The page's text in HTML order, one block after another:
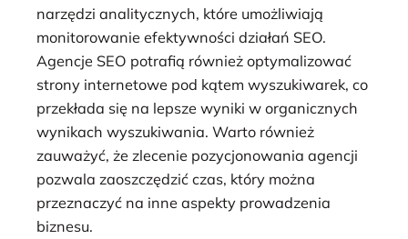
narzędzi analitycznych, które umożliwiają
monitorowanie efektywności działań SEO.
Agencje SEO potrafią również optymalizować
strony internetowe pod kątem wyszukiwarek, co
przekłada się na lepsze wyniki w organicznych
wynikach wyszukiwania. Warto również
zauważyć, że zlecenie pozycjonowania agencji
pozwala zaoszczędzić czas, który można
przeznaczyć na inne aspekty prowadzenia
biznesu.